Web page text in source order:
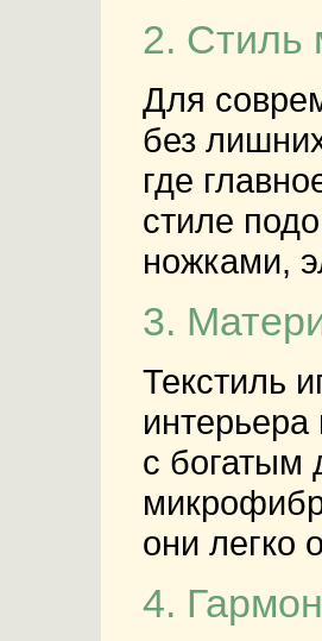
2. Стиль
Для
без
где
стиле
ножками,
3.
Текстиль
с богатым
они легко
4.